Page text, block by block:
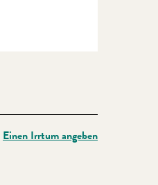
Einen Irrtum angeben